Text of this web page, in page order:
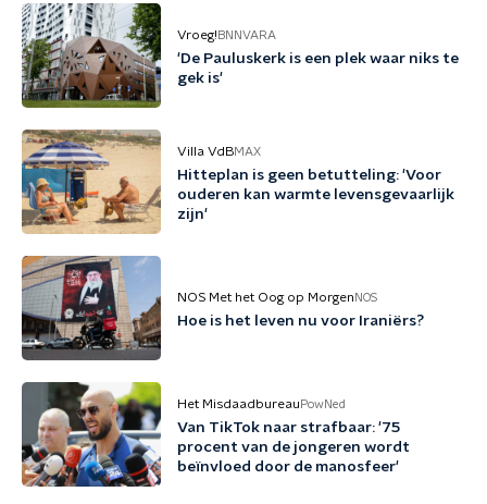
Vroeg! BNNVARA
'De Pauluskerk is een plek waar niks te
gek is'
Villa VdBMAX
Hitteplan is geen betutteling: 'Voor
ouderen kan warmte levensgevaarlijk
zijn'
NOS Met het Oog op Morgen NOS
Hoe is het leven nu voor Iraniërs?
Het Misdaadbureau PowNed
Van TikTok naar strafbaar: '75
procent van de jongeren wordt
beïnvloed door de manosfeer'